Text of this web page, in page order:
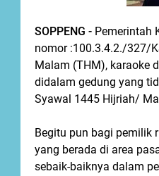
SOPPENG - Pemerintah
nomor :100.3.4.2./327/
Malam (THM), karaoke
didalam gedung yang
Syawal 1445 Hijriah/
Begitu pun bagi pemilik
yang berada di area
sebaik-baiknya dalam